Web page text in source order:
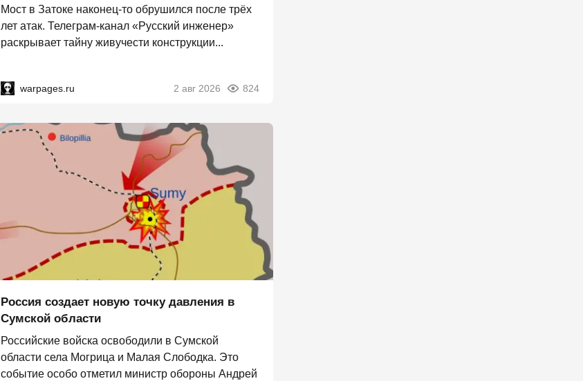
Мост в Затоке наконец-то обрушился после трёх
лет атак. Телеграм-канал «Русский инженер»
раскрывает тайну живучести конструкции...
warpages.ru 2 авг 2026 824
Россия создает новую точку давления в
Сумской области
Российские войска освободили в Сумской
области села Могрица и Малая Слободка. Это
событие особо отметил министр обороны Андрей